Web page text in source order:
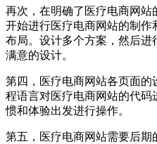
再次，在明确了医疗电商网
开始进行医疗电商网站的制
布局。设计多个方案，然后
满意的设计。
第四，医疗电商网站各页面
程语言对医疗电商网站的代码
惯和体验出发进行操作。
第五，医疗电商网站需要后